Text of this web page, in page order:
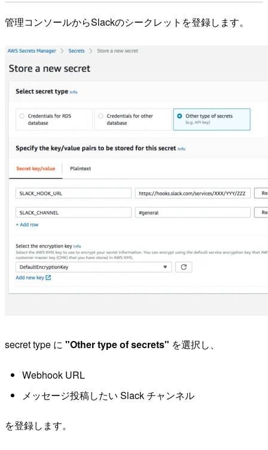
管理コンソールからSlackのシークレットを登録します。
secret type に "Other type of secrets" を選択し、
Webhook URL
メッセージ投稿したい Slack チャンネル
を登録します。